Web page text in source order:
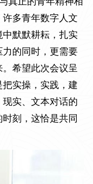
多青年数字人文
默默耕耘，扎实
的同时，更需要
希望此次会议呈
实操，实践，建
实、文本对话的
刻，这恰是共同